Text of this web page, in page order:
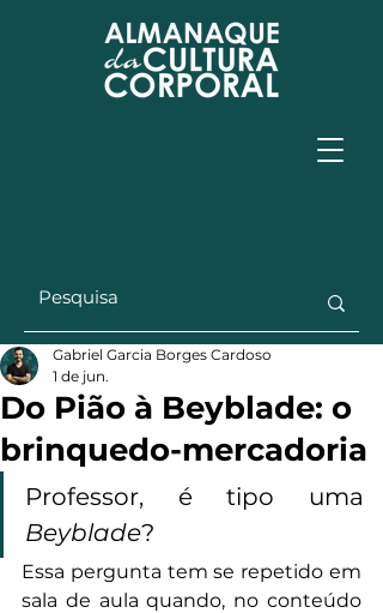
Do Pião à Beyblade: o
brinquedo-mercadoria
Gabriel Garcia Borges Cardoso
1 de jun.
Beyblade?
Essa pergunta tem se repetido em
sala de aula quando, no conteúdo